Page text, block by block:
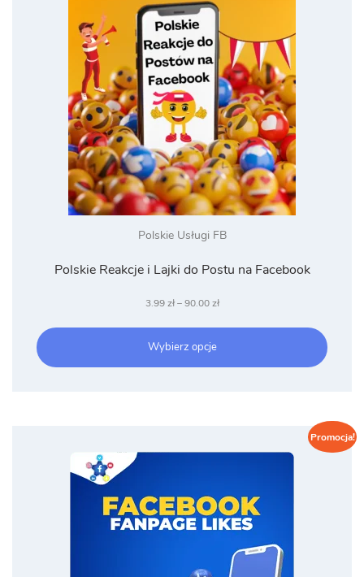
Polskie Usługi FB
Polskie Reakcje i Lajki do Postu na Facebook
3.99zł – 90.00złZakres
od
Wybierz opcje
Promocja!